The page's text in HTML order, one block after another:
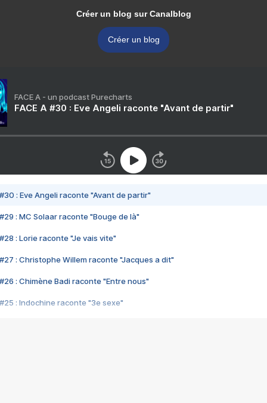
Créer un blog sur Canalblog
Créer un blog
FACE A - un podcast Purecharts
FACE A #30 : Eve Angeli raconte "Avant de partir"
#30 : Eve Angeli raconte "Avant de partir"
#29 : MC Solaar raconte "Bouge de là"
#28 : Lorie raconte "Je vais vite"
#27 : Christophe Willem raconte "Jacques a dit"
#26 : Chimène Badi raconte "Entre nous"
#25 : Indochine raconte "3e sexe"